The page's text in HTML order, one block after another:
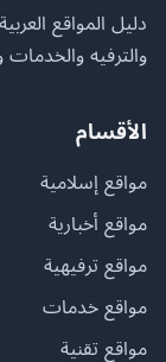
دليل المواقع
والترفيه والخدمات
الأقسام
مواقع إسلامية
مواقع أخبارية
مواقع ترفيهية
مواقع خدمات
مواقع تقنية